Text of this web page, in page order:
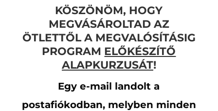
KÖSZÖNÖM, HOGY
MEGVÁSÁROLTAD AZ
ÖTLETTŐL A MEGVALÓSÍTÁSIG
PROGRAM ELŐKÉSZÍTŐ
ALAPKURZUSÁT!
Egy e-mail landolt a
postafiókodban, melyben minden